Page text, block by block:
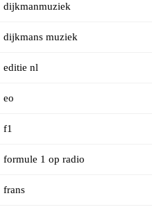
dijkmanmuziek
dijkmans muziek
editie nl
eo
f1
formule 1 op radio
frans